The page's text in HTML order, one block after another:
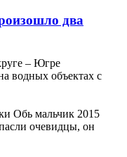
два
– Югре
водных объектах с
Обь мальчик 2015
очевидцы, он